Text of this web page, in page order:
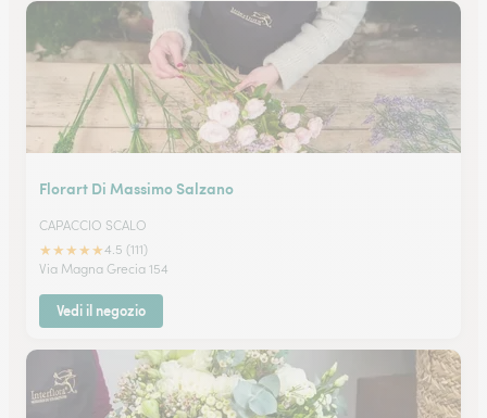
Florart Di Massimo Salzano
CAPACCIO SCALO
★★★★★4.5 (111)
Via Magna Grecia 154
Vedi il negozio